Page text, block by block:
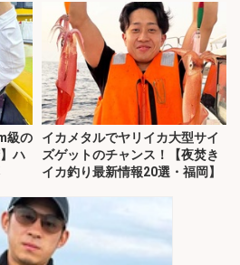
級の
ハ
イカメタルでヤリイカ大型サイ
ズゲットのチャンス！【夜焚き
イカ釣り最新情報20選・福岡】